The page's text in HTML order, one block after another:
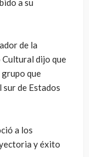
de la
dijo que
que
sur de Estados
a los
y éxito